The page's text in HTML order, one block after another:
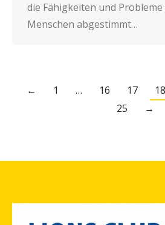
die Fähigkeiten und
Menschen abgestimmt…
← 1 … 16 17 18
25
→